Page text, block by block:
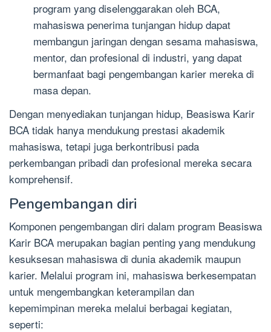
program yang diselenggarakan oleh BCA,
mahasiswa penerima tunjangan hidup dapat
membangun jaringan dengan sesama mahasiswa,
mentor, dan profesional di industri, yang dapat
bermanfaat bagi pengembangan karier mereka di
masa depan.
Dengan menyediakan tunjangan hidup, Beasiswa Karir
BCA tidak hanya mendukung prestasi akademik
mahasiswa, tetapi juga berkontribusi pada
perkembangan pribadi dan profesional mereka secara
komprehensif.
Pengembangan diri
Komponen pengembangan diri dalam program Beasiswa
Karir BCA merupakan bagian penting yang mendukung
kesuksesan mahasiswa di dunia akademik maupun
karier. Melalui program ini, mahasiswa berkesempatan
untuk mengembangkan keterampilan dan
kepemimpinan mereka melalui berbagai kegiatan,
seperti: